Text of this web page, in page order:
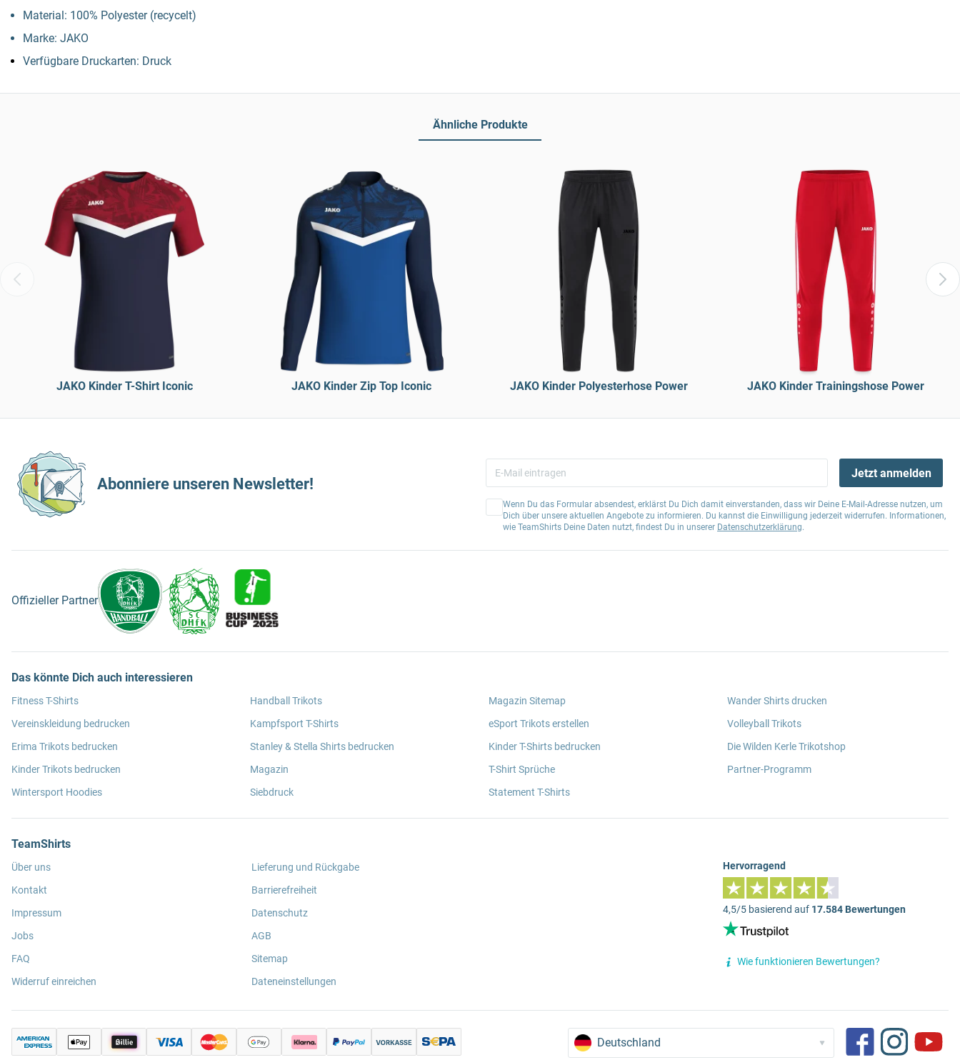
Material: 100% Polyester (recycelt)
Marke: JAKO
Verfügbare Druckarten: Druck
Ähnliche Produkte
JAKO Kinder T-Shirt Iconic JAKO Kinder Zip Top Iconic JAKO Kinder Polyesterhose Power JAKO Kinder Trainingshose Power
Abonniere unseren Newsletter!
Jetzt anmelden
Wenn Du das Formular absendest, erklärst Du Dich damit einverstanden, dass wir Deine E-Mail-Adresse nutzen, um
Dich über unsere aktuellen Angebote zu informieren. Du kannst die Einwilligung jederzeit widerrufen. Informationen,
wie TeamShirts Deine Daten nutzt, findest Du in unserer Datenschutzerklärung.
Offizieller Partner
Das könnte Dich auch interessieren
Fitness T-Shirts
Vereinskleidung bedrucken
Erima Trikots bedrucken
Kinder Trikots bedrucken
Wintersport Hoodies
Handball Trikots
Kampfsport T-Shirts
Stanley & Stella Shirts bedrucken
Magazin
Siebdruck
Magazin Sitemap
eSport Trikots erstellen
Kinder T-Shirts bedrucken
T-Shirt Sprüche
Statement T-Shirts
Wander Shirts drucken
Volleyball Trikots
Die Wilden Kerle Trikotshop
Partner-Programm
TeamShirts
Über uns
Kontakt
Impressum
Jobs
FAQ
Widerruf einreichen
Lieferung und Rückgabe
Barrierefreiheit
Datenschutz
AGB
Sitemap
Dateneinstellungen
Hervorragend
4,5/5 basierend auf 17.584 Bewertungen
Wie funktionieren Bewertungen?
Deutschland